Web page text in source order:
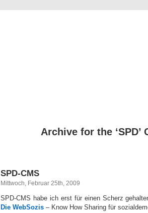
Archive for the ‘SPD’
SPD-CMS
Mittwoch, Februar 25th, 2009
SPD-CMS habe ich erst für einen Scherz
Die WebSozis – Know How Sharing für